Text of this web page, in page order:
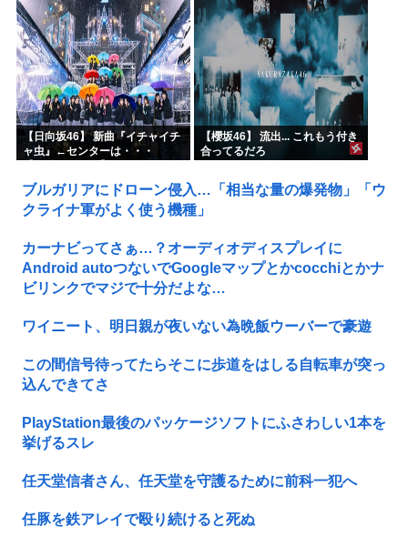
【日向坂46】 新曲『イチャイチ
ャ虫』←センターは・・・
【櫻坂46】 流出... これもう付き
合ってるだろ
ブルガリアにドローン侵入…「相当な量の爆発物」「ウ
クライナ軍がよく使う機種」
カーナビってさぁ…？オーディオディスプレイに
Android autoつないでGoogleマップとかcocchiとかナ
ビリンクでマジで十分だよな…
ワイニート、明日親が夜いない為晩飯ウーバーで豪遊
この間信号待ってたらそこに歩道をはしる自転車が突っ
込んできてさ
PlayStation最後のパッケージソフトにふさわしい1本を
挙げるスレ
任天堂信者さん、任天堂を守護るために前科一犯へ
任豚を鉄アレイで殴り続けると死ぬ